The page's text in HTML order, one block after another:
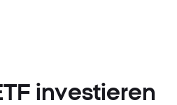
investieren